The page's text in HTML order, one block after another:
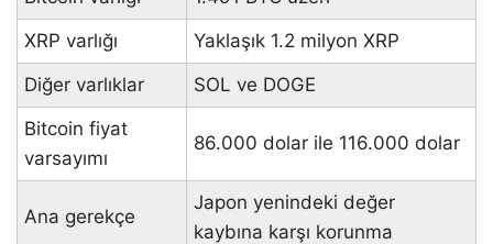
XRP varlığı
Yaklaşık 1.2 milyon XRP
Diğer varlıklar
SOL ve DOGE
Bitcoin fiyat
varsayımı
86.000 dolar ile 116.000 dolar
Ana gerekçe
Japon yenindeki değer
kaybına karşı korunma